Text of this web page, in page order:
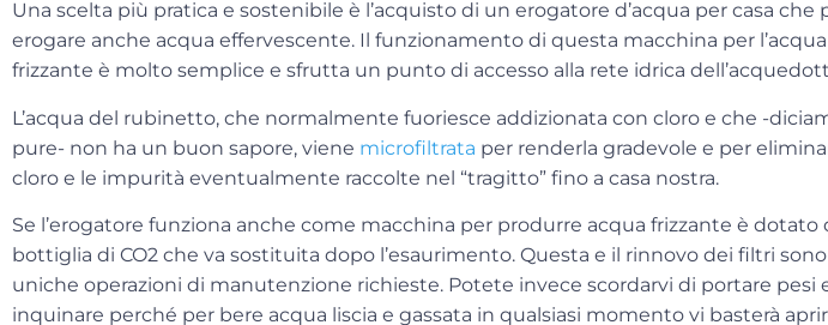
Una scelta più pratica e sostenibile è l’acquisto di un erogatore d’acqua per casa che
erogare anche acqua effervescente. Il funzionamento di questa macchina per l’acqua
frizzante è molto semplice e sfrutta un punto di accesso alla rete idrica
L’acqua del rubinetto, che normalmente fuoriesce addizionata con cloro e che -
pure- non ha un buon sapore, viene microfiltrata per renderla gradevole e per
cloro e le impurità eventualmente raccolte nel “tragitto” fino a casa nostra.
Se l’erogatore funziona anche come macchina per produrre acqua frizzante è dotato
bottiglia di CO2 che va sostituita dopo l’esaurimento. Questa e il rinnovo dei filtri
uniche operazioni di manutenzione richieste. Potete invece scordarvi di portare pesi
inquinare perché per bere acqua liscia e gassata in qualsiasi momento vi basterà